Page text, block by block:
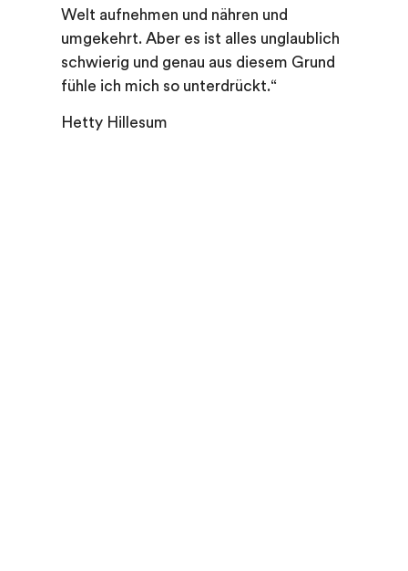
Welt aufnehmen und nähren und
umgekehrt. Aber es ist alles unglaublich
schwierig und genau aus diesem Grund
fühle ich mich so unterdrückt.“
Hetty Hillesum